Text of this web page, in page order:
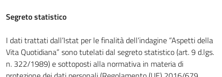
Segreto statistico
I dati trattati dall’Istat per le finalità dell’indagine “Aspetti della
Vita Quotidiana” sono tutelati dal segreto statistico (art. 9 d.lgs.
n. 322/1989) e sottoposti alla normativa in materia di